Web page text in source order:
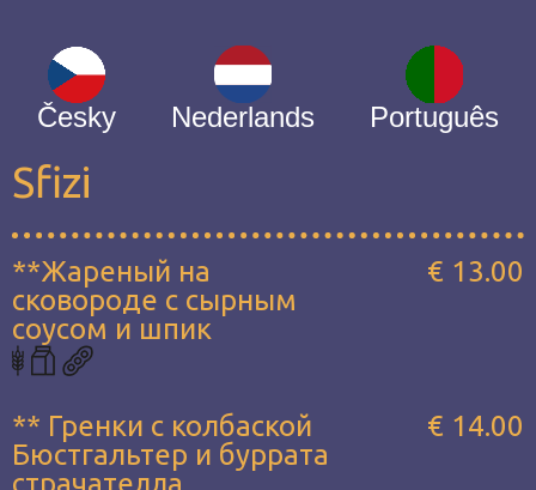
Česky Nederlands Português
Sfizi
**Жареный на
сковороде с сырным
соусом и шпик
€ 13.00
** Гренки с колбаской
Бюстгальтер и буррата
страчателла
€ 14.00